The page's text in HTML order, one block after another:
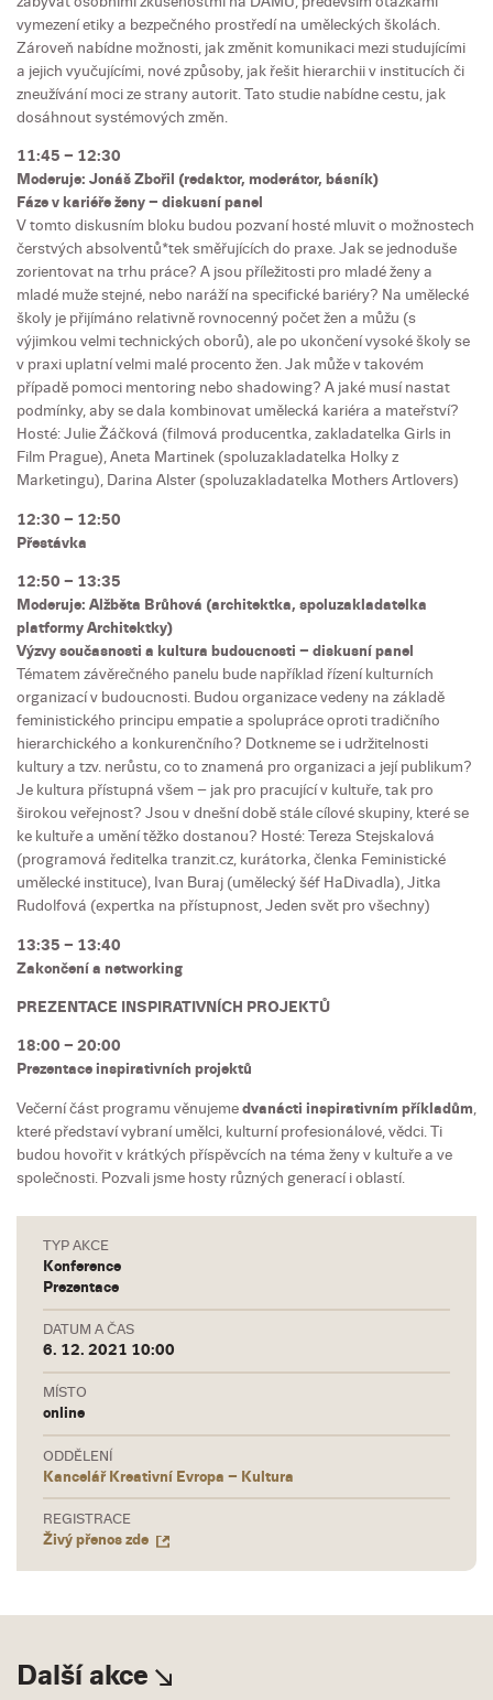
vymezení etiky a bezpečného prostředí na uměleckých školách.
Zároveň nabídne možnosti, jak změnit komunikaci mezi studujícími
a jejich vyučujícími, nové způsoby, jak řešit hierarchii v institucích či
zneužívání moci ze strany autorit. Tato studie nabídne cestu, jak
dosáhnout systémových změn.
11:45 – 12:30
Moderuje: Jonáš Zbořil (redaktor, moderátor, básník)
Fáze v kariéře ženy – diskusní panel
V tomto diskusním bloku budou pozvaní hosté mluvit o možnostech
čerstvých absolventů*tek směřujících do praxe. Jak se jednoduše
zorientovat na trhu práce? A jsou příležitosti pro mladé ženy a
mladé muže stejné, nebo naráží na specifické bariéry? Na umělecké
školy je přijímáno relativně rovnocenný počet žen a můžu (s
výjimkou velmi technických oborů), ale po ukončení vysoké školy se
v praxi uplatní velmi malé procento žen. Jak může v takovém
případě pomoci mentoring nebo shadowing? A jaké musí nastat
podmínky, aby se dala kombinovat umělecká kariéra a mateřství?
Hosté: Julie Žáčková (filmová producentka, zakladatelka Girls in
Film Prague), Aneta Martinek (spoluzakladatelka Holky z
Marketingu), Darina Alster (spoluzakladatelka Mothers Artlovers)
12:30 – 12:50
Přestávka
12:50 – 13:35
Moderuje: Alžběta Brůhová (architektka, spoluzakladatelka
platformy Architektky)
Výzvy současnosti a kultura budoucnosti – diskusní panel
Tématem závěrečného panelu bude například řízení kulturních
organizací v budoucnosti. Budou organizace vedeny na základě
feministického principu empatie a spolupráce oproti tradičního
hierarchického a konkurenčního? Dotkneme se i udržitelnosti
kultury a tzv. nerůstu, co to znamená pro organizaci a její publikum?
Je kultura přístupná všem – jak pro pracující v kultuře, tak pro
širokou veřejnost? Jsou v dnešní době stále cílové skupiny, které se
ke kultuře a umění těžko dostanou? Hosté: Tereza Stejskalová
(programová ředitelka tranzit.cz, kurátorka, členka Feministické
umělecké instituce), Ivan Buraj (umělecký šéf HaDivadla), Jitka
Rudolfová (expertka na přístupnost, Jeden svět pro všechny)
13:35 – 13:40
Zakončení a networking
PREZENTACE INSPIRATIVNÍCH PROJEKTŮ
18:00 – 20:00
Prezentace inspirativních projektů
Večerní část programu věnujemedvanácti inspirativním příkladům,
které představí vybraní umělci, kulturní profesionálové, vědci. Ti
budou hovořit v krátkých příspěvcích na téma ženy v kultuře a ve
společnosti. Pozvali jsme hosty různých generací i oblastí.
TYP AKCE
Konference
Prezentace
DATUM A ČAS
6. 12. 2021 10:00
MÍSTO
online
ODDĚLENÍ
Kancelář Kreativní Evropa – Kultura
REGISTRACE
Živý přenos zde
Další akce